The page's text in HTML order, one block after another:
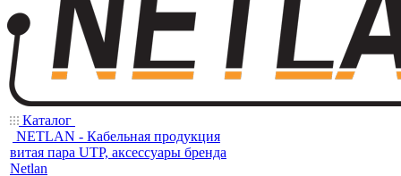
Каталог
NETLAN - Кабельная продукция
витая пара UTP, аксессуары бренда
Netlan